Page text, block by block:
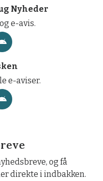
Nyheder
e-avis.
e-aviser.
og få
direkte i indbakken.